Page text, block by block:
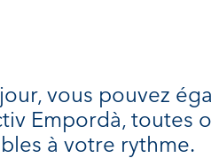
vous pouvez
Empordà, toutes
à votre rythme.